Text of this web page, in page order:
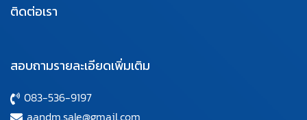
ติดต่อเรา
สอบถามรายละเอียดเพิ่มเติม
083-536-9197